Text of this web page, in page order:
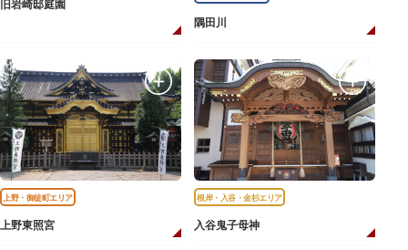
旧岩崎邸庭園
隅田川
上野・御徒町エリア
上野東照宮
根岸・入谷・金杉エリア
入谷鬼子母神